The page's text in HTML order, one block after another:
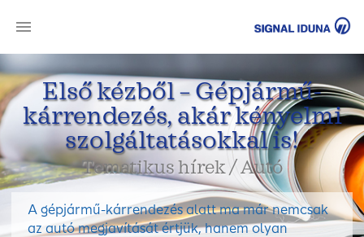
Első kézből – Gépjármű-
kárrendezés, akár kényelmi
szolgáltatásokkal is!
Tematikus hírek / Autó
A gépjármű-kárrendezés alatt ma már nemcsak
az autó megjavítását értjük, hanem olyan